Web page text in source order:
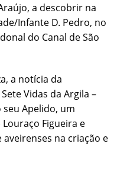
a descobrir na
Infante D. Pedro, no
do Canal de São
a notícia da
Vidas da Argila –
Apelido, um
Figueira e
na criação e